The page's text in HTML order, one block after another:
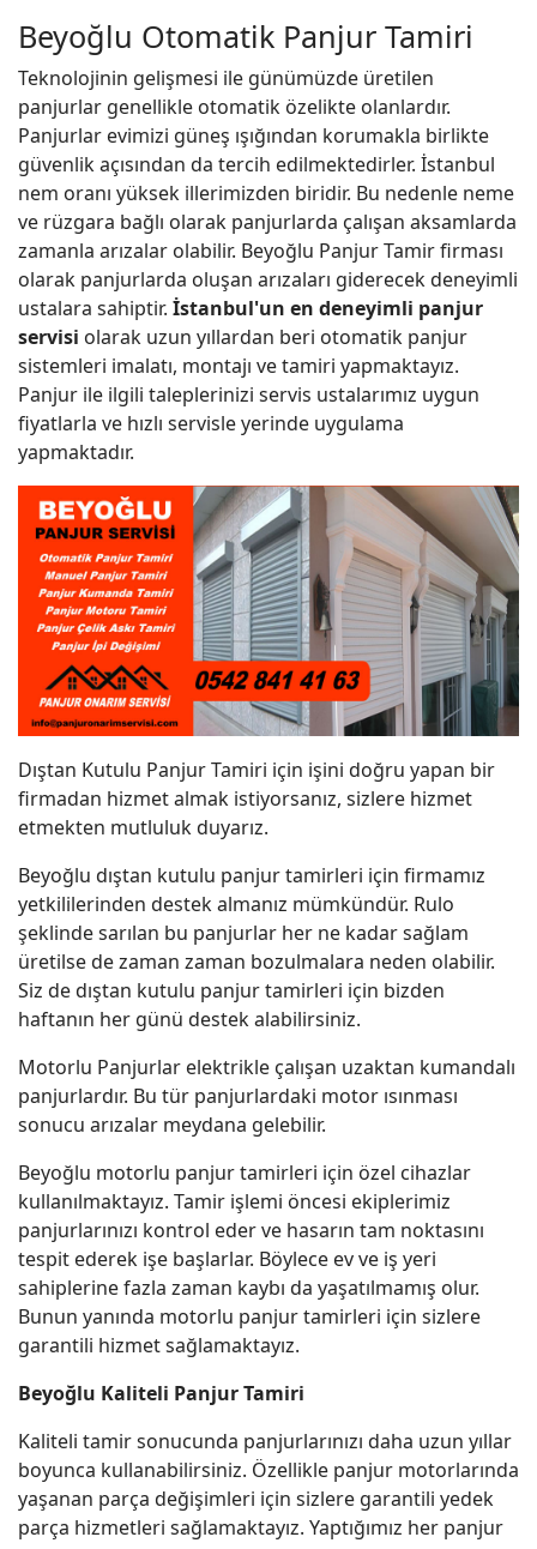
Beyoğlu Otomatik Panjur Tamiri
Teknolojinin gelişmesi ile günümüzde üretilen
panjurlar genellikle otomatik özelikte olanlardır.
Panjurlar evimizi güneş ışığından korumakla birlikte
güvenlik açısından da tercih edilmektedirler. İstanbul
nem oranı yüksek illerimizden biridir. Bu nedenle neme
ve rüzgara bağlı olarak panjurlarda çalışan aksamlarda
zamanla arızalar olabilir. Beyoğlu Panjur Tamir firması
olarak panjurlarda oluşan arızaları giderecek deneyimli
ustalara sahiptir. İstanbul'un en deneyimli panjur
servisi olarak uzun yıllardan beri otomatik panjur
sistemleri imalatı, montajı ve tamiri yapmaktayız.
Panjur ile ilgili taleplerinizi servis ustalarımız uygun
fiyatlarla ve hızlı servisle yerinde uygulama
yapmaktadır.
Dıştan Kutulu Panjur Tamiri için işini doğru yapan bir
firmadan hizmet almak istiyorsanız, sizlere hizmet
etmekten mutluluk duyarız.
Beyoğlu dıştan kutulu panjur tamirleri için firmamız
yetkililerinden destek almanız mümkündür. Rulo
şeklinde sarılan bu panjurlar her ne kadar sağlam
üretilse de zaman zaman bozulmalara neden olabilir.
Siz de dıştan kutulu panjur tamirleri için bizden
haftanın her günü destek alabilirsiniz.
Motorlu Panjurlar elektrikle çalışan uzaktan kumandalı
panjurlardır. Bu tür panjurlardaki motor ısınması
sonucu arızalar meydana gelebilir.
Beyoğlu motorlu panjur tamirleri için özel cihazlar
kullanılmaktayız. Tamir işlemi öncesi ekiplerimiz
panjurlarınızı kontrol eder ve hasarın tam noktasını
tespit ederek işe başlarlar. Böylece ev ve iş yeri
sahiplerine fazla zaman kaybı da yaşatılmamış olur.
Bunun yanında motorlu panjur tamirleri için sizlere
garantili hizmet sağlamaktayız.
Beyoğlu Kaliteli Panjur Tamiri
Kaliteli tamir sonucunda panjurlarınızı daha uzun yıllar
boyunca kullanabilirsiniz. Özellikle panjur motorlarında
yaşanan parça değişimleri için sizlere garantili yedek
parça hizmetleri sağlamaktayız. Yaptığımız her panjur